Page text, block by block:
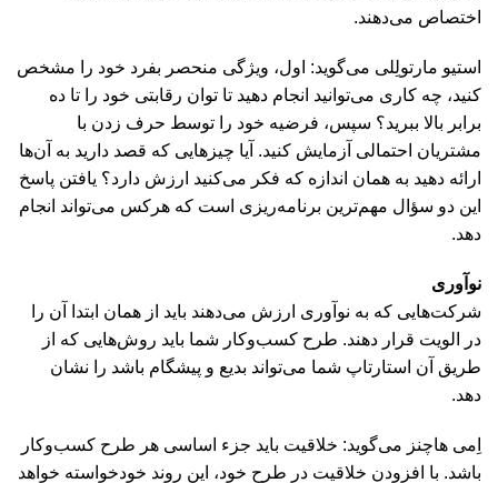
اختصاص می‌دهند.
استیو مارتولِلی می‌گوید: اول، ویژگی منحصر بفرد خود را مشخص
کنید، چه کاری می‌توانید انجام دهید تا توان رقابتی خود را تا ده
برابر بالا ببرید؟ سپس، فرضیه خود را توسط حرف زدن با
مشتریان احتمالی آزمایش کنید. آیا چیزهایی که قصد دارید به آن‌ها
ارائه دهید به همان اندازه که فکر می‌کنید ارزش دارد؟ یافتن پاسخ
این دو سؤال مهم‌ترین برنامه‌ریزی است که هرکس می‌تواند انجام
دهد.
نوآوری
شرکت‌هایی که به نوآوری ارزش می‌دهند باید از همان ابتدا آن را
در الویت قرار دهند. طرح کسب‌وکار شما باید روش‌هایی که از
طریق آن استارتاپ شما می‌تواند بدیع و پیشگام باشد را نشان
دهد.
اِمی هاچنز می‌گوید: خلاقیت باید جزء اساسی هر طرح کسب‌وکار
باشد. با افزودن خلاقیت در طرح خود، این روند خودخواسته خواهد